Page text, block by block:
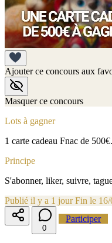
Ajouter ce concours aux
Masquer ce concours
Lots à gagner
1 carte cadeau Fnac de 500€.
Principe
S'abonner, liker, suivre,
Publié il y a 1 jour Fin le
0
Participer